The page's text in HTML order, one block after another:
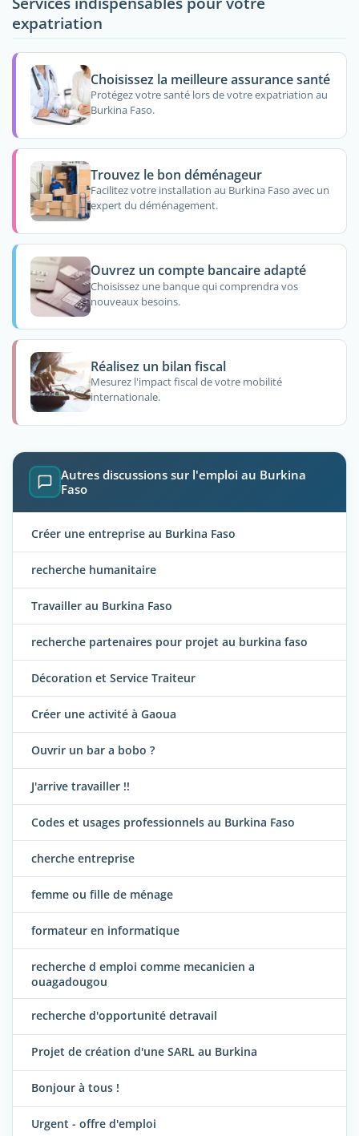
expatriation
Choisissez la meilleure assurance santé
Protégez votre santé lors de votre expatriation au
Burkina Faso.
Trouvez le bon déménageur
Facilitez votre installation au Burkina Faso avec un
expert du déménagement.
Ouvrez un compte bancaire adapté
Choisissez une banque qui comprendra vos
nouveaux besoins.
Réalisez un bilan fiscal
Mesurez l'impact fiscal de votre mobilité
internationale.
Autres discussions sur l'emploi au Burkina
Faso
Créer une entreprise au Burkina Faso
recherche humanitaire
Travailler au Burkina Faso
recherche partenaires pour projet au burkina faso
Décoration et Service Traiteur
Créer une activité à Gaoua
Ouvrir un bar a bobo ?
J'arrive travailler !!
Codes et usages professionnels au Burkina Faso
cherche entreprise
femme ou fille de ménage
formateur en informatique
recherche d emploi comme mecanicien a
ouagadougou
recherche d'opportunité detravail
Projet de création d'une SARL au Burkina
Bonjour à tous !
Urgent - offre d'emploi